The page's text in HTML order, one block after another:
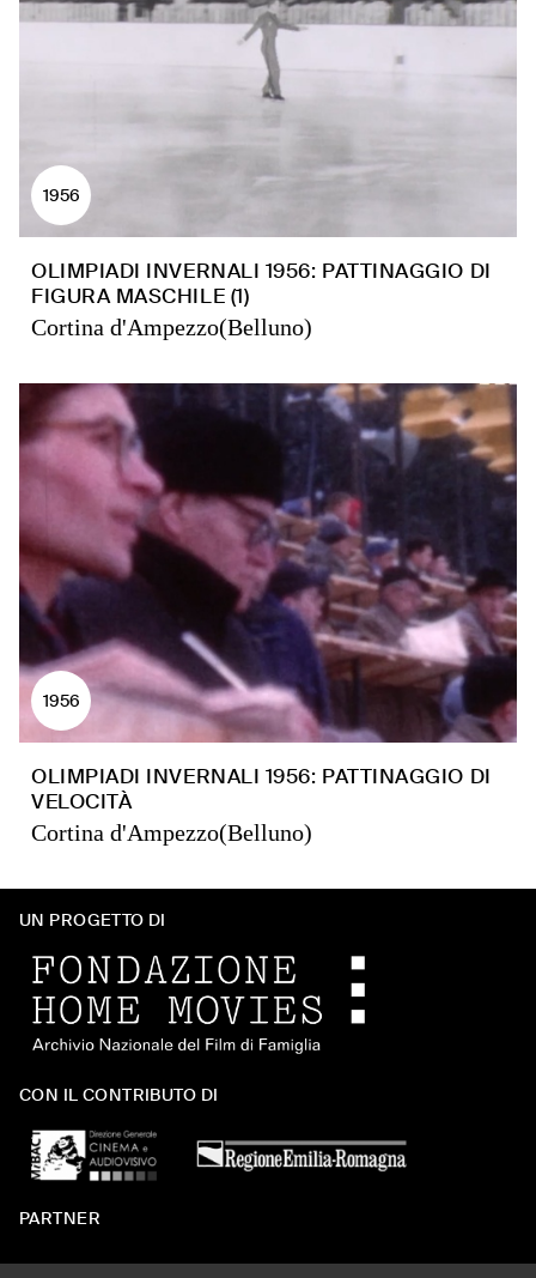
1956
OLIMPIADI INVERNALI 1956: PATTINAGGIO DI
FIGURA MASCHILE (1)
Cortina d'Ampezzo(Belluno)
1956
OLIMPIADI INVERNALI 1956: PATTINAGGIO DI
VELOCITÀ
Cortina d'Ampezzo(Belluno)
UN PROGETTO DI
CON IL CONTRIBUTO DI
PARTNER